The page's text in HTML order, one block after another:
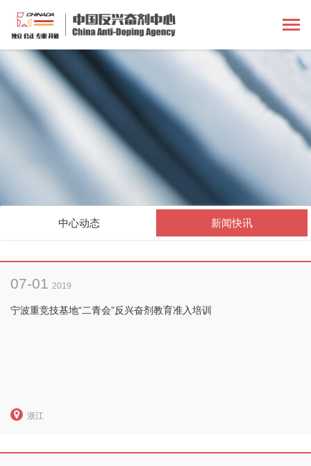
中心动态 新闻快讯
07-01 2019
宁波重竞技基地“二青会”反兴奋剂教育准入培训
浙江